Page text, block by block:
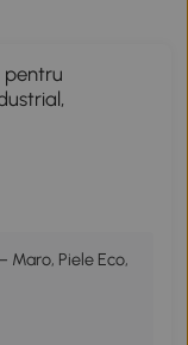
pentru
Maro, Piele Eco,